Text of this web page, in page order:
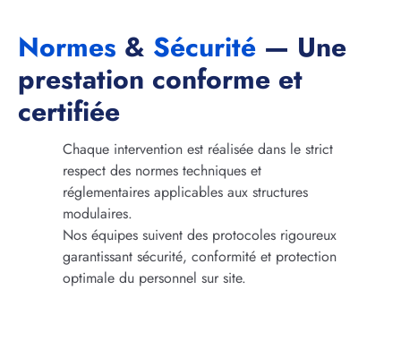
Normes & Sécurité — Une
prestation conforme et
certifiée
Chaque intervention est réalisée dans le strict
respect des normes techniques et
réglementaires applicables aux structures
modulaires.
Nos équipes suivent des protocoles rigoureux
garantissant sécurité, conformité et protection
optimale du personnel sur site.